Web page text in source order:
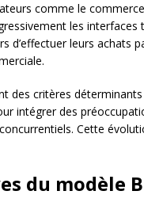
comme le
les interfaces
d’effectuer leurs achats
des critères déterminants
intégrer des
Cette
du modèle